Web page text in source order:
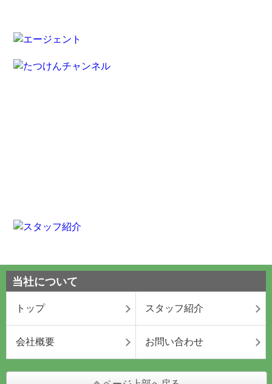
当社について
トップ スタッフ紹介
会社概要 お問い合わせ